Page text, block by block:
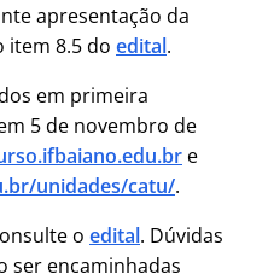
apresentação da
item 8.5 do edital.
em primeira
5 de novembro de
e
unidades/catu/.
o edital. Dúvidas
ser encaminhadas